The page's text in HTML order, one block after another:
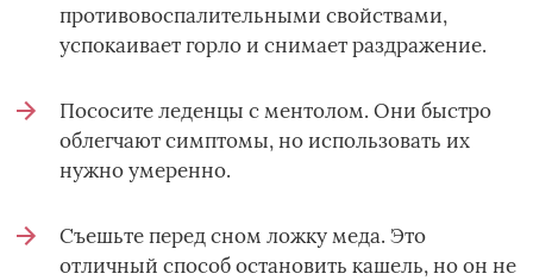
противовоспалительными свойствами,
успокаивает горло и снимает раздражение.
Пососите леденцы с ментолом. Они быстро
облегчают симптомы, но использовать их
нужно умеренно.
Съешьте перед сном ложку меда. Это
отличный способ остановить кашель, но он не